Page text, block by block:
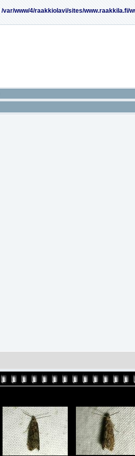
/var/www/4/raakkiolavi/sites/www.raakkila.fi/